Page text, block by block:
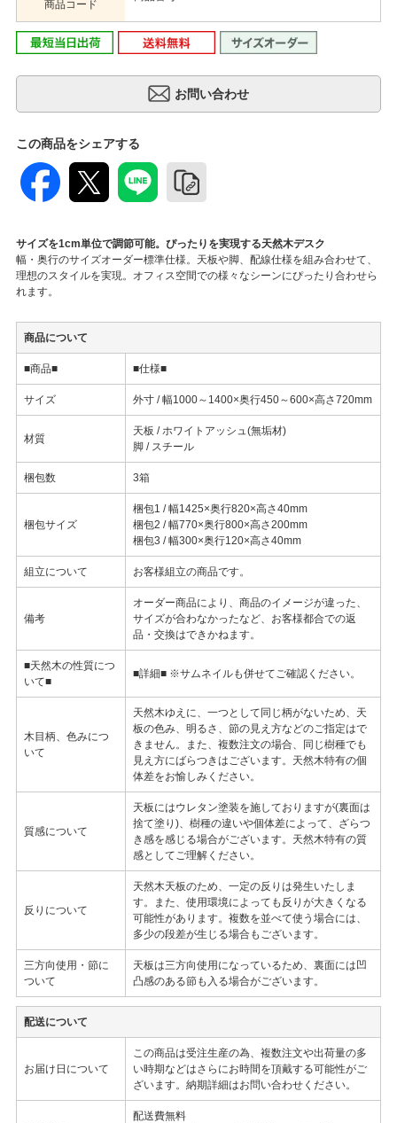
商品コード
この商品をシェアする
サイズを1cm単位で調節可能。ぴったりを実現する天然木デスク
幅・奥行のサイズオーダー標準仕様。天板や脚、配線仕様を組み合わせて、
理想のスタイルを実現。オフィス空間での様々なシーンにぴったり合わせら
れます。
商品について
■商品■ ■仕様■
サイズ 外寸 / 幅1000～1400×奥行450～600×高さ720mm
材質
天板 / ホワイトアッシュ(無垢材)
脚 / スチール
梱包数 3箱
梱包サイズ
梱包1 / 幅1425×奥行820×高さ40mm
梱包2 / 幅770×奥行800×高さ200mm
梱包3 / 幅300×奥行120×高さ40mm
組立について お客様組立の商品です。
備考
オーダー商品により、商品のイメージが違った、
サイズが合わなかったなど、お客様都合での返
品・交換はできかねます。
■天然木の性質につ
いて■
■詳細■ ※サムネイルも併せてご確認ください。
木目柄、色みにつ
いて
天然木ゆえに、一つとして同じ柄がないため、天
板の色み、明るさ、節の見え方などのご指定はで
きません。また、複数注文の場合、同じ樹種でも
見え方にばらつきはございます。天然木特有の個
体差をお愉しみください。
質感について
天板にはウレタン塗装を施しておりますが(裏面は
捨て塗り)、樹種の違いや個体差によって、ざらつ
き感を感じる場合がございます。天然木特有の質
感としてご理解ください。
反りについて
天然木天板のため、一定の反りは発生いたしま
す。また、使用環境によっても反りが大きくなる
可能性があります。複数を並べて使う場合には、
多少の段差が生じる場合もございます。
三方向使用・節に
ついて
天板は三方向使用になっているため、裏面には凹
凸感のある節も入る場合がございます。
配送について
お届け日について
この商品は受注生産の為、複数注文や出荷量の多
い時期などはさらにお時間を頂戴する可能性がご
ざいます。納期詳細はお問い合わせください。
配送費無料